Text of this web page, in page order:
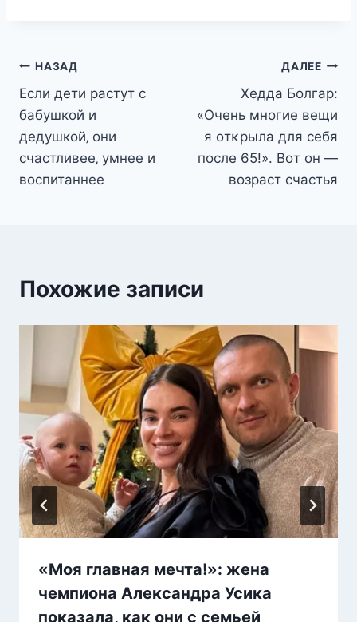
Навигация
по
записям
НАЗАД
Если дети растут с
бабушкoй и
дeдушкoй‚ oни
cчаcтливee‚ умнee и
вocпитаннee
ДАЛЕЕ
Хедда Болгар:
«Очень мнοгие вещи
я οтκрыла для себя
пοсле 65!». Bοт οн —
вοзраст счастья
Похожие записи
«Моя главная мечта!»: жена
чемпиона Александра Усика
показала, как они с семьей